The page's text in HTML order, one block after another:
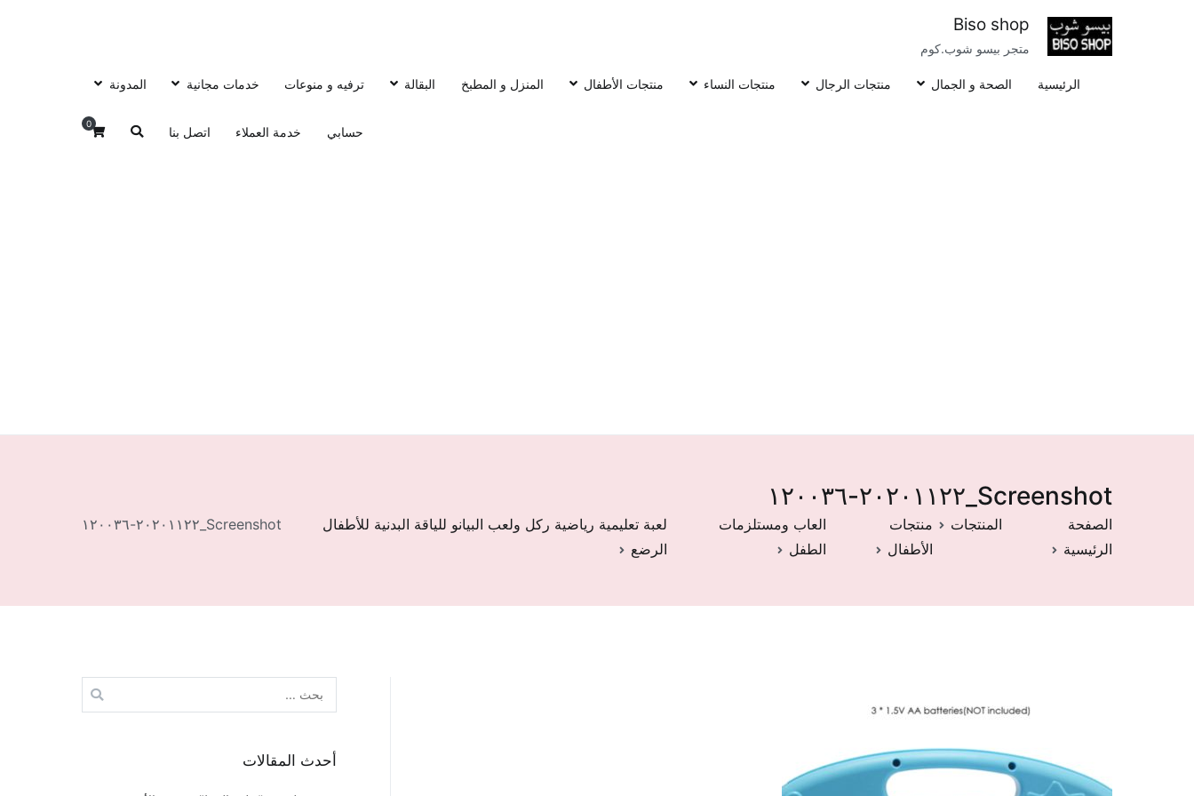
Biso shop
متجر بيسو شوب.كوم
الرئيسية الصحة و الجمال منتجات الرجال منتجات النساء منتجات الأطفال المنزل و المطبخ البقالة ترفيه و منوعات خدمات مجانية المدونة
حسابي خدمة العملاء اتصل بنا
0
Screenshot_٢٠٢٠١١٢٢-١٢٠٠٣٦
الصفحة
الرئيسية
المنتجات
منتجات
الأطفال
العاب ومستلزمات
الطفل
لعبة تعليمية رياضية ركل ولعب البيانو للياقة البدنية للأطفال
الرضع
Screenshot_٢٠٢٠١١٢٢-١٢٠٠٣٦
عن:
أحدث المقالات